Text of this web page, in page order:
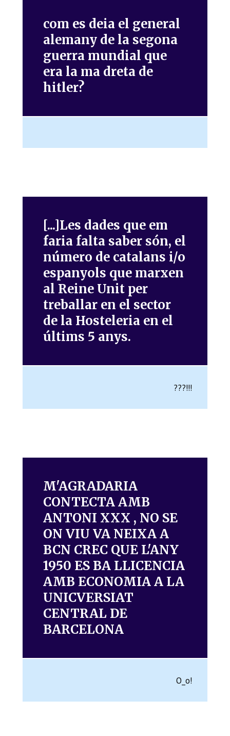
com es deia el general
alemany de la segona
guerra mundial que
era la ma dreta de
hitler?
[...]Les dades que em
faria falta saber són, el
número de catalans i/o
espanyols que marxen
al Reine Unit per
treballar en el sector
de la Hosteleria en el
últims 5 anys.
???!!!
M'AGRADARIA
CONTECTA AMB
ANTONI XXX , NO SE
ON VIU VA NEIXA A
BCN CREC QUE L'ANY
1950 ES BA LLICENCIA
AMB ECONOMIA A LA
UNICVERSIAT
CENTRAL DE
BARCELONA
O_o!